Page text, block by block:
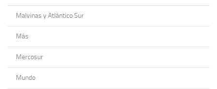
Malvinas y Atlántico Sur
Más
Mercosur
Mundo